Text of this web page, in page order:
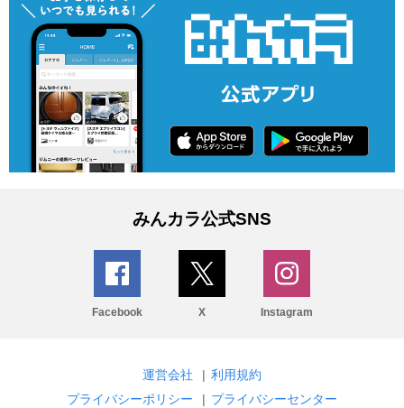
みんカラ公式SNS
Facebook X Instagram
運営会社 | 利用規約
プライバシーポリシー
| プライバシーセンター